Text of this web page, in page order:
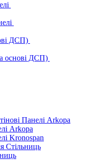
ДСП)
основі ДСП)
Панелі Аrkopa
Arkopa
Kronospan
Стільниць